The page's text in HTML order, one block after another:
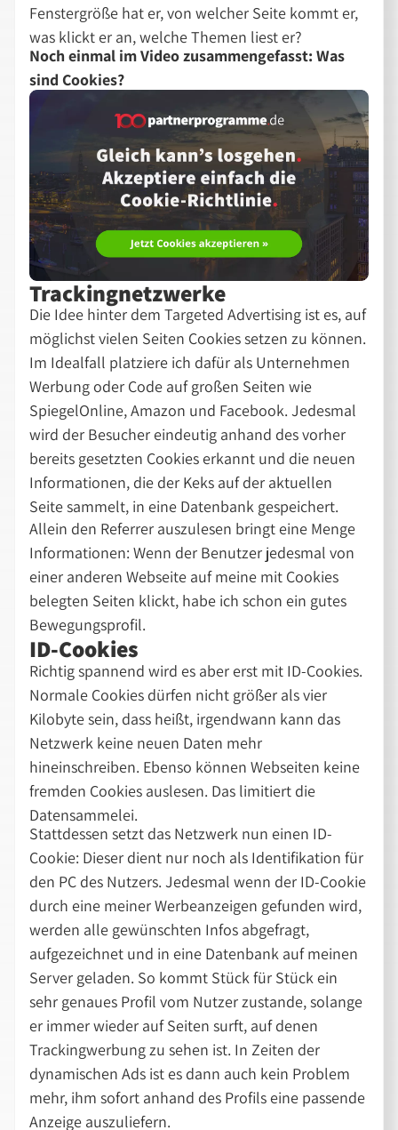
Fenstergröße hat er, von welcher Seite kommt er,
was klickt er an, welche Themen liest er?
Noch einmal im Video zusammengefasst: Was
sind Cookies?
Trackingnetzwerke
Die Idee hinter dem Targeted Advertising ist es, auf
möglichst vielen Seiten Cookies setzen zu können.
Im Idealfall platziere ich dafür als Unternehmen
Werbung oder Code auf großen Seiten wie
SpiegelOnline, Amazon und Facebook. Jedesmal
wird der Besucher eindeutig anhand des vorher
bereits gesetzten Cookies erkannt und die neuen
Informationen, die der Keks auf der aktuellen
Seite sammelt, in eine Datenbank gespeichert.
Allein den Referrer auszulesen bringt eine Menge
Informationen: Wenn der Benutzer jedesmal von
einer anderen Webseite auf meine mit Cookies
belegten Seiten klickt, habe ich schon ein gutes
Bewegungsprofil.
ID-Cookies
Richtig spannend wird es aber erst mit ID-Cookies.
Normale Cookies dürfen nicht größer als vier
Kilobyte sein, dass heißt, irgendwann kann das
Netzwerk keine neuen Daten mehr
hineinschreiben. Ebenso können Webseiten keine
fremden Cookies auslesen. Das limitiert die
Datensammelei.
Stattdessen setzt das Netzwerk nun einen ID-
Cookie: Dieser dient nur noch als Identifikation für
den PC des Nutzers. Jedesmal wenn der ID-Cookie
durch eine meiner Werbeanzeigen gefunden wird,
werden alle gewünschten Infos abgefragt,
aufgezeichnet und in eine Datenbank auf meinen
Server geladen. So kommt Stück für Stück ein
sehr genaues Profil vom Nutzer zustande, solange
er immer wieder auf Seiten surft, auf denen
Trackingwerbung zu sehen ist. In Zeiten der
dynamischen Ads ist es dann auch kein Problem
mehr, ihm sofort anhand des Profils eine passende
Anzeige auszuliefern.